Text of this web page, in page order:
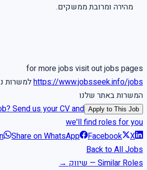
מהירה ומרובת ממשקים.
for more jobs visit out jobs pages
https://www.jobsseek.info/jobsלמשרות
המשרות באתר שלנו
Apply to This Job
Send us your CV and
we'll find roles for you
Share on WhatsApp Facebook X
Back to All Jobs
Similar Roles
— שיווק →